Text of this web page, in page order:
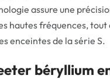
assure une
hautes fréquences,
enceintes de la série S.
béryllium